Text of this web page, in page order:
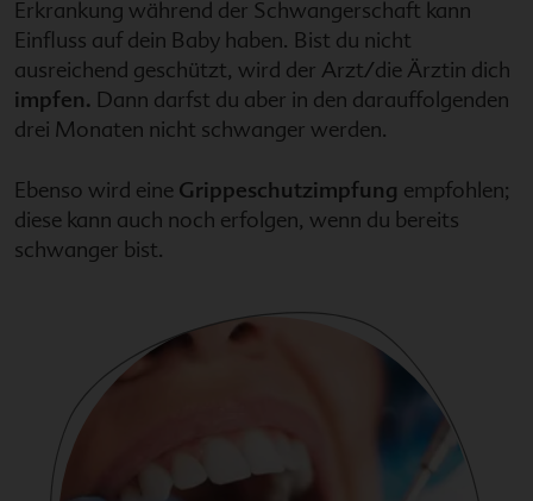
Erkrankung während der Schwangerschaft kann
Einfluss auf dein Baby haben. Bist du nicht
ausreichend geschützt, wird der Arzt/die Ärztin dich
impfen. Dann darfst du aber in den darauffolgenden
drei Monaten nicht schwanger werden.
Ebenso wird eine Grippeschutzimpfung empfohlen;
diese kann auch noch erfolgen, wenn du bereits
schwanger bist.